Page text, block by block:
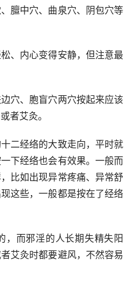
膻中穴、曲泉穴、阴包穴等
、内心变得安静，但注意最
穴、胞盲穴两穴按起来应该
者艾灸。
二经络的大致走向，平时就
下经络也会有效果。一般而
比如出现异常疼痛、异常舒
这些，一般都是按在了经络
，而邪淫的人长期失精失阳
艾灸时都要避风，不然容易